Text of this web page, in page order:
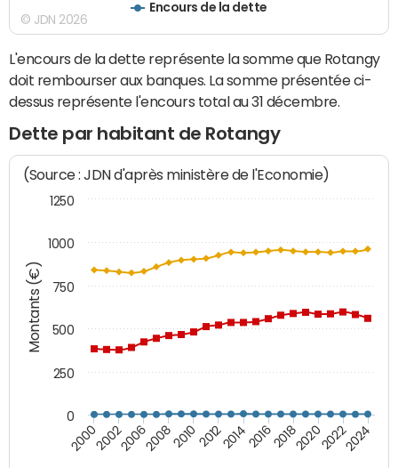
Encours de la dette
© JDN 2026
L'encours de la dette représente la somme que Rotangy
doit rembourser aux banques. La somme présentée ci-
dessus représente l'encours total au 31 décembre.
Dette par habitant de Rotangy
Montants (€)
(Source : JDN d'après ministère de l'Economie)
200020022006200820102012201420162018202020222024
0
250
500
750
1000
1250